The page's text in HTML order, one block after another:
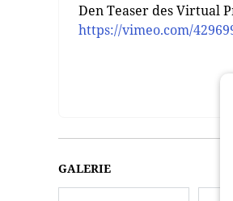
Den Teaser des Virtual
https://vimeo.com/
GALERIE